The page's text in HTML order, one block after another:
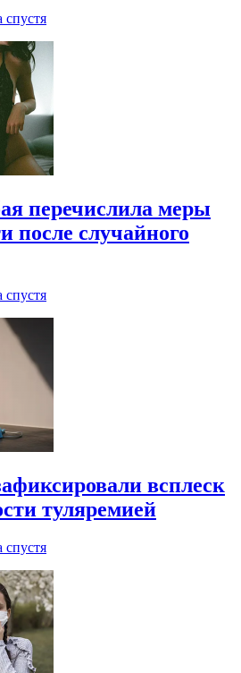
спустя
перечислила меры
после случайного
спустя
всплеск
туляремией
спустя